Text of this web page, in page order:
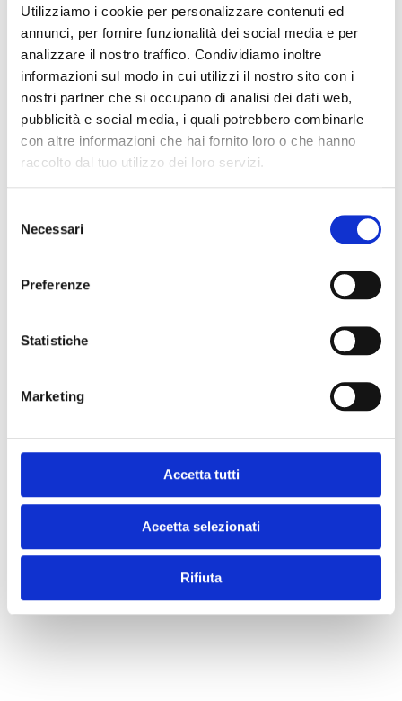
Utilizziamo i cookie per personalizzare contenuti ed
annunci, per fornire funzionalità dei social media e per
analizzare il nostro traffico. Condividiamo inoltre
informazioni sul modo in cui utilizzi il nostro sito con i
nostri partner che si occupano di analisi dei dati web,
pubblicità e social media, i quali potrebbero combinarle
con altre informazioni che hai fornito loro o che hanno
raccolto dal tuo utilizzo dei loro servizi.
delNecessari
Preferenze
Statistiche
Marketing
Accetta tutti
Accetta selezionati
Rifiuta
statali e
paritarie di
ogni ordine e
grado
possono
richiedere un
sostenuta per
abbonamenti
quotidiani,
periodici e
di settore,
formato